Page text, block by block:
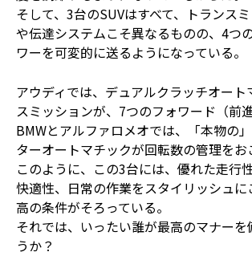
そして、3台のSUVはすべて、トランス
や伝達システムこそ異なるものの、4つ
ワーを可変的に送るようになっている。
アウディでは、デュアルクラッチオート
スミッションが、7つのフォワード（前
BMWとアルファロメオでは、「本物の
ターオートマチックが回転数の管理をお
このように、この3台には、優れた走行
快適性、日常の作業をスタイリッシュに
高の条件がそろっている。
それでは、いったい誰が最高のマナーを
うか？